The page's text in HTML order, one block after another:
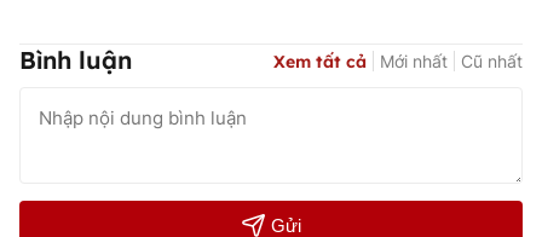
Bình luận Xem tất cả Mới nhất Cũ nhất
Gửi